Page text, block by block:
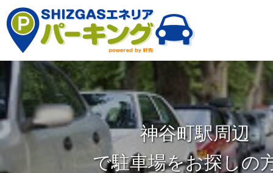
神谷町駅周辺
で駐車場をお探しの